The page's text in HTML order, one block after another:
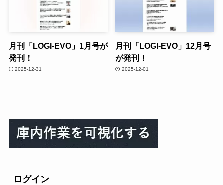
月刊「LOGI-EVO」1月号が
発刊！
2025-12-31
月刊「LOGI-EVO」12月号
が発刊！
2025-12-01
ログイン